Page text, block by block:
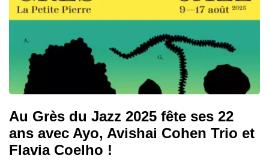
Au Grès du Jazz 2025 fête ses 22
ans avec Ayo, Avishai Cohen Trio et
Flavia Coelho !